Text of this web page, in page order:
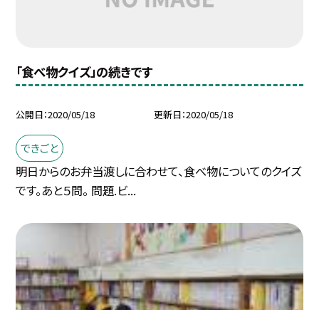
「食べ物クイズ」の続きです
公開日 2020/05/18 更新日 2020/05/18
できごと
明日からのお弁当渡しに合わせて、食べ物についてのクイズ
です。あと５問。 問題.ビ...